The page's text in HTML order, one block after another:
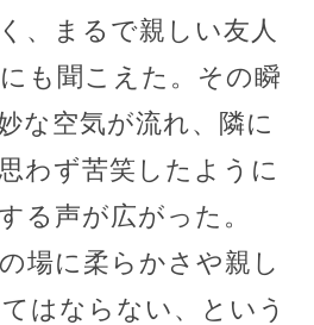
、まるで親しい友人
も聞こえた。その瞬
な空気が流れ、隣に
わず苦笑したように
る声が広がった。
場に柔らかさや親し
はならない、という